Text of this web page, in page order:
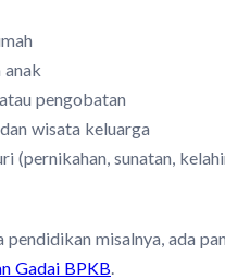
anak
pengobatan
wisata keluarga
(pernikahan, sunatan,
misalnya, ada
Gadai BPKB.